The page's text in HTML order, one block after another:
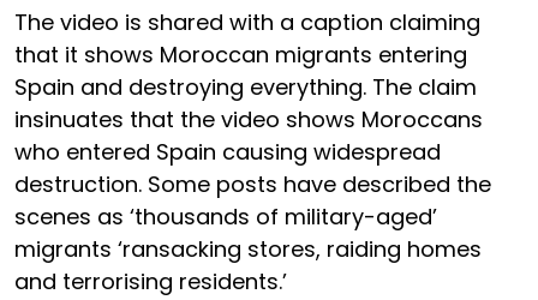
The video is shared with a caption claiming
that it shows Moroccan migrants entering
Spain and destroying everything. The claim
insinuates that the video shows Moroccans
who entered Spain causing widespread
destruction. Some posts have described the
scenes as ‘thousands of military-aged’
migrants ‘ransacking stores, raiding homes
and terrorising residents.’